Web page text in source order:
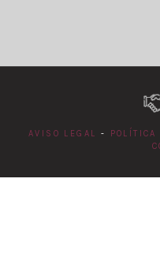
AVISO LEGAL -